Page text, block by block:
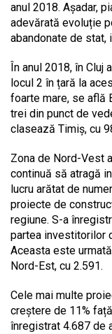
anul 2018. Așadar,
adevărată evoluție
abandonate de stat,
În anul 2018, în Cluj
locul 2 în țară la
foarte mare, se află
trei din punct de
clasează Timiș, cu
Zona de Nord-Vest
continuă să atragă
lucru arătat de
proiecte de
regiune. S-a
partea investitorilor
Aceasta este
Nord-Est, cu 2.591.
Cele mai multe
creștere de 11%
înregistrat 4.687 de